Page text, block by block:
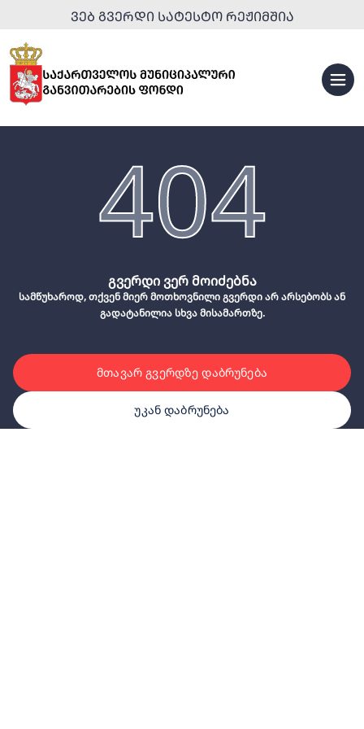
ᲕᲔᲑ ᲒᲕᲔᲠᲓᲘ ᲡᲐᲢᲔᲡᲢᲝ ᲠᲔᲟᲘᲛᲨᲘᲐ
404
გვერდი ვერ მოიძებნა
სამწუხაროდ, თქვენ მიერ მოთხოვნილი გვერდი არ არსებობს ან
გადატანილია სხვა მისამართზე.
მთავარ გვერდზე დაბრუნება
უკან დაბრუნება